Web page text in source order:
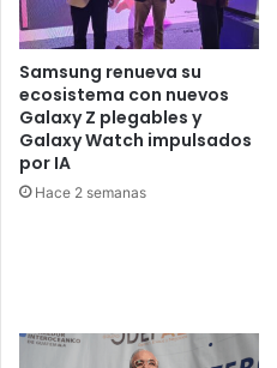
Samsung renueva su
ecosistema con nuevos
Galaxy Z plegables y
Galaxy Watch impulsados
por IA
Hace 2 semanas